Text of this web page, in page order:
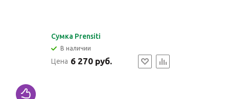
Cумка Prensiti
В наличии
Цена 6 270 руб.